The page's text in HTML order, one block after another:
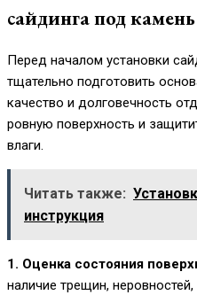
сайдинга под камень
Перед началом установки
тщательно подготовить
качество и долговечность
ровную поверхность и
влаги.
Читать также:
инструкция
1. Оценка состояния
наличие трещин,